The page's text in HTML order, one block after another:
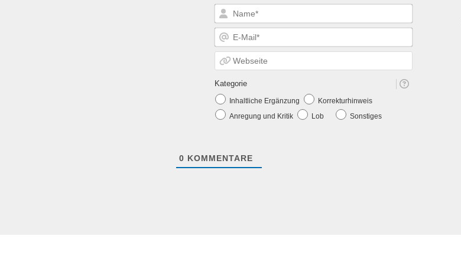
Mail*
Kategorie
Inhaltliche Ergänzung
Korrekturhinweis
Anregung und Kritik
Lob Sonstiges
0 KOMMENTARE